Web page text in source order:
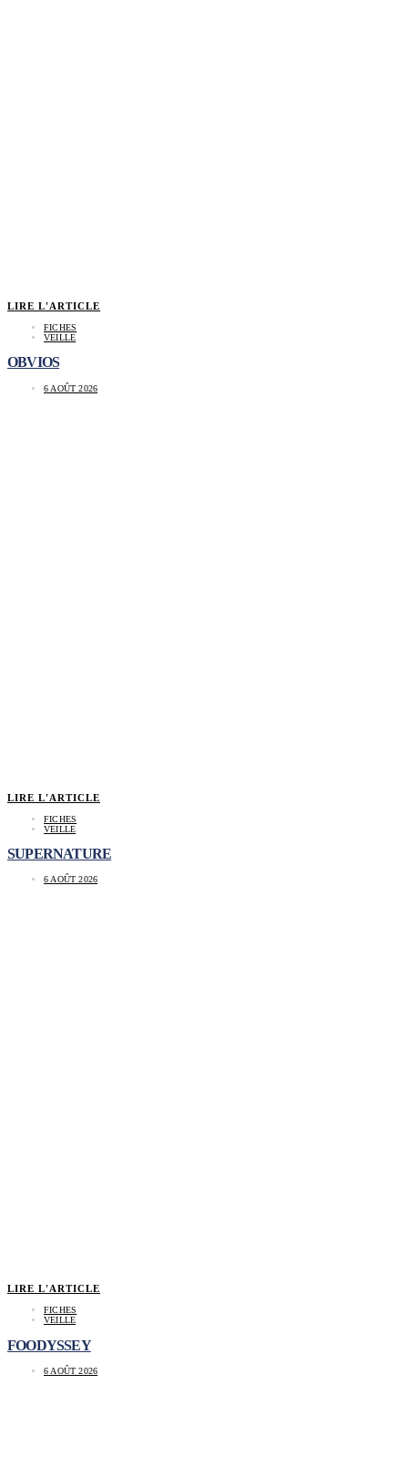
LIRE L'ARTICLE
FICHES
VEILLE
OBVIOS
6 AOÛT 2026
LIRE L'ARTICLE
FICHES
VEILLE
SUPERNATURE
6 AOÛT 2026
LIRE L'ARTICLE
FICHES
VEILLE
FOODYSSEY
6 AOÛT 2026